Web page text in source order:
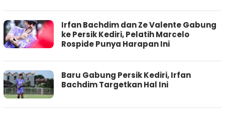
Irfan Bachdim dan Ze Valente Gabung
ke Persik Kediri, Pelatih Marcelo
Rospide Punya Harapan Ini
Baru Gabung Persik Kediri, Irfan
Bachdim Targetkan Hal Ini